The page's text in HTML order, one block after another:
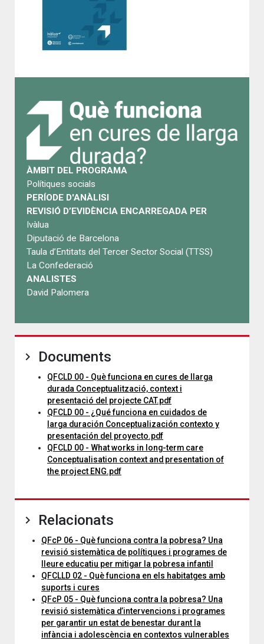
ÀMBIT DEL PROGRAMA
Polítiques socials
PERÍODE D'ANÀLISI
REVISIÓ D’EVIDÈNCIA ENCARREGADA PER
Ivàlua
Diputació de Barcelona
Taula d’Entitats del Tercer Sector Social (TTSS)
La Confederació
ANALISTES
David Palomera
Documents
QFCLD 00 - Què funciona en cures de llarga
durada Conceptualització, context i
presentació del projecte CAT.pdf
QFCLD 00 - ¿Qué funciona en cuidados de
larga duración Conceptualización contexto y
presentación del proyecto.pdf
QFCLD 00 - What works in long-term care
Conceptualisation context and presentation of
the project ENG.pdf
Relacionats
QFcP 06 - Què funciona contra la pobresa? Una
revisió sistemàtica de polítiques i programes de
lleure educatiu per mitigar la pobresa infantil
QFCLLD 02 - Què funciona en els habitatges amb
suports i cures
QFcP 05 - Què funciona contra la pobresa? Una
revisió sistemàtica d’intervencions i programes
per garantir un estat de benestar durant la
infància i adolescència en contextos vulnerables